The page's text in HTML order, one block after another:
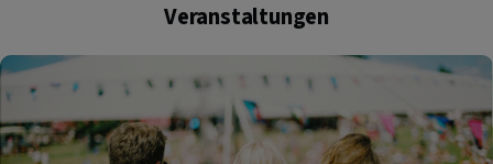
Veranstaltungen